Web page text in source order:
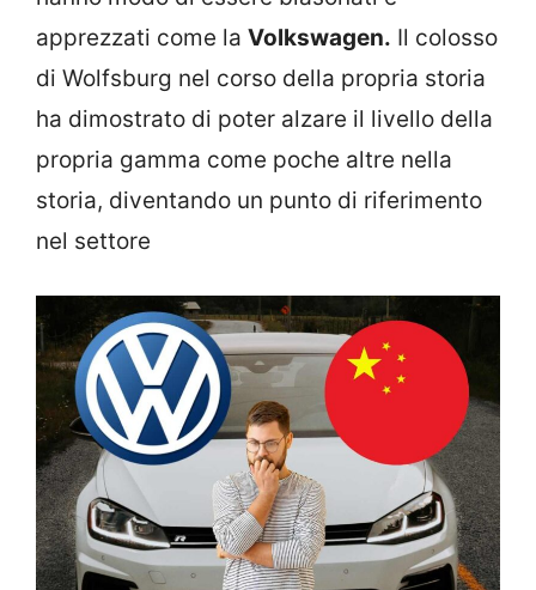
apprezzati come la Volkswagen. Il colosso
di Wolfsburg nel corso della propria storia
ha dimostrato di poter alzare il livello della
propria gamma come poche altre nella
storia, diventando un punto di riferimento
nel settore